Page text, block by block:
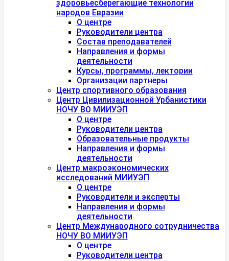
здоровьесберегающие технологии
народов Евразии
О центре
Руководители центра
Состав преподавателей
Направления и формы
деятельности
Курсы, программы, лектории
Организации партнеры
Центр спортивного образования
Центр Цивилизационной Урбанистики
НОЧУ ВО МИИУЭП
О центре
Руководители центра
Образовательные продукты
Направления и формы
деятельности
Центр макроэкономических
исследований МИИУЭП
О центре
Руководители и эксперты
Направления и формы
деятельности
Центр Международного сотрудничества
НОЧУ ВО МИИУЭП
О центре
Руководители центра